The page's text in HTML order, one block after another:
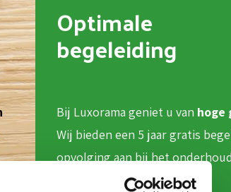
Optimale
begeleiding
Bij Luxorama geniet u van hoge
Wij bieden een 5 jaar gratis
opvolging aan bij het
maat gemaakte ramen.